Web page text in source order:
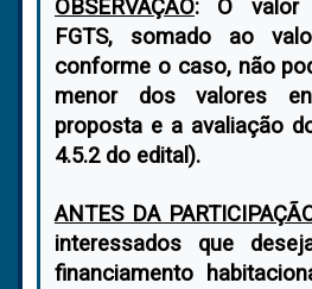
OBSERVAÇÃO: O valor
FGTS, somado ao
conforme o caso, não
menor dos valores
proposta e a avaliação
4.5.2 do edital).
ANTES DA
interessados que
financiamento